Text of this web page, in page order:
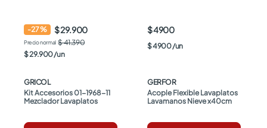
-27% $ 29.900
$ 41.390
$29.900/un
GRICOL
Kit Accesorios 01-1968-11
Mezclador Lavaplatos
$ 4900
$4900/un
GERFOR
Acople Flexible Lavaplatos
Lavamanos Nieve x40cm